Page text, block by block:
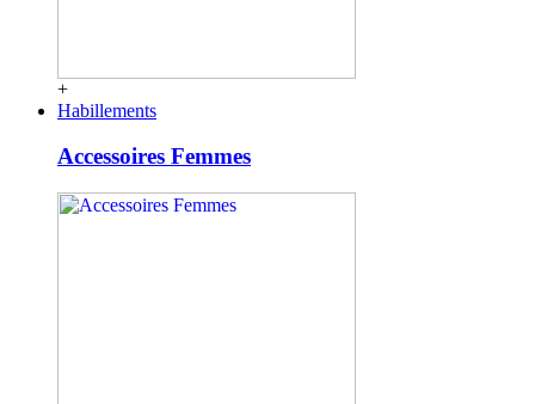
+
Habillements
Accessoires Femmes